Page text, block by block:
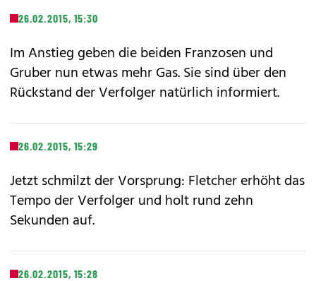
26.02.2015, 15:30
Im Anstieg geben die beiden Franzosen und
Gruber nun etwas mehr Gas. Sie sind über den
Rückstand der Verfolger natürlich informiert.
26.02.2015, 15:29
Jetzt schmilzt der Vorsprung: Fletcher erhöht das
Tempo der Verfolger und holt rund zehn
Sekunden auf.
26.02.2015, 15:28